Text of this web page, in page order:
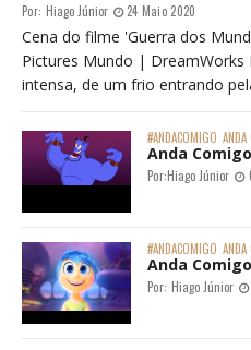
Por: Hiago Júnior 24 Maio 2020
Cena do filme 'Guerra dos
Pictures Mundo |
intensa, de um frio entrando
#ANDACOMIGO
Anda
Por:Hiago Júnior
#ANDACOMIGO
Anda
Por: Hiago Júnior